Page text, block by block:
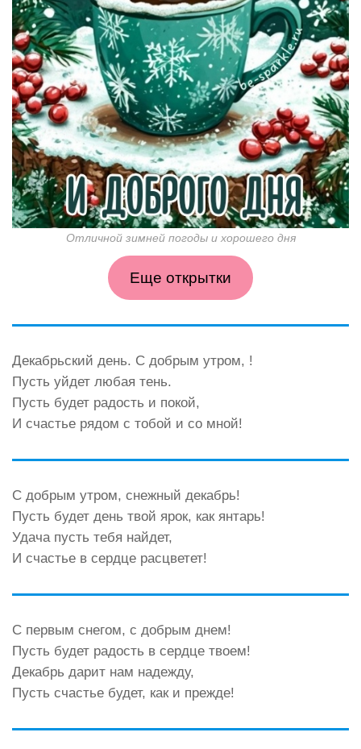
Отличной зимней погоды и хорошего дня
Еще открытки
Декабрьский день. С добрым утром, !
Пусть уйдет любая тень.
Пусть будет радость и покой,
И счастье рядом с тобой и со мной!
С добрым утром, снежный декабрь!
Пусть будет день твой ярок, как янтарь!
Удача пусть тебя найдет,
И счастье в сердце расцветет!
С первым снегом, с добрым днем!
Пусть будет радость в сердце твоем!
Декабрь дарит нам надежду,
Пусть счастье будет, как и прежде!